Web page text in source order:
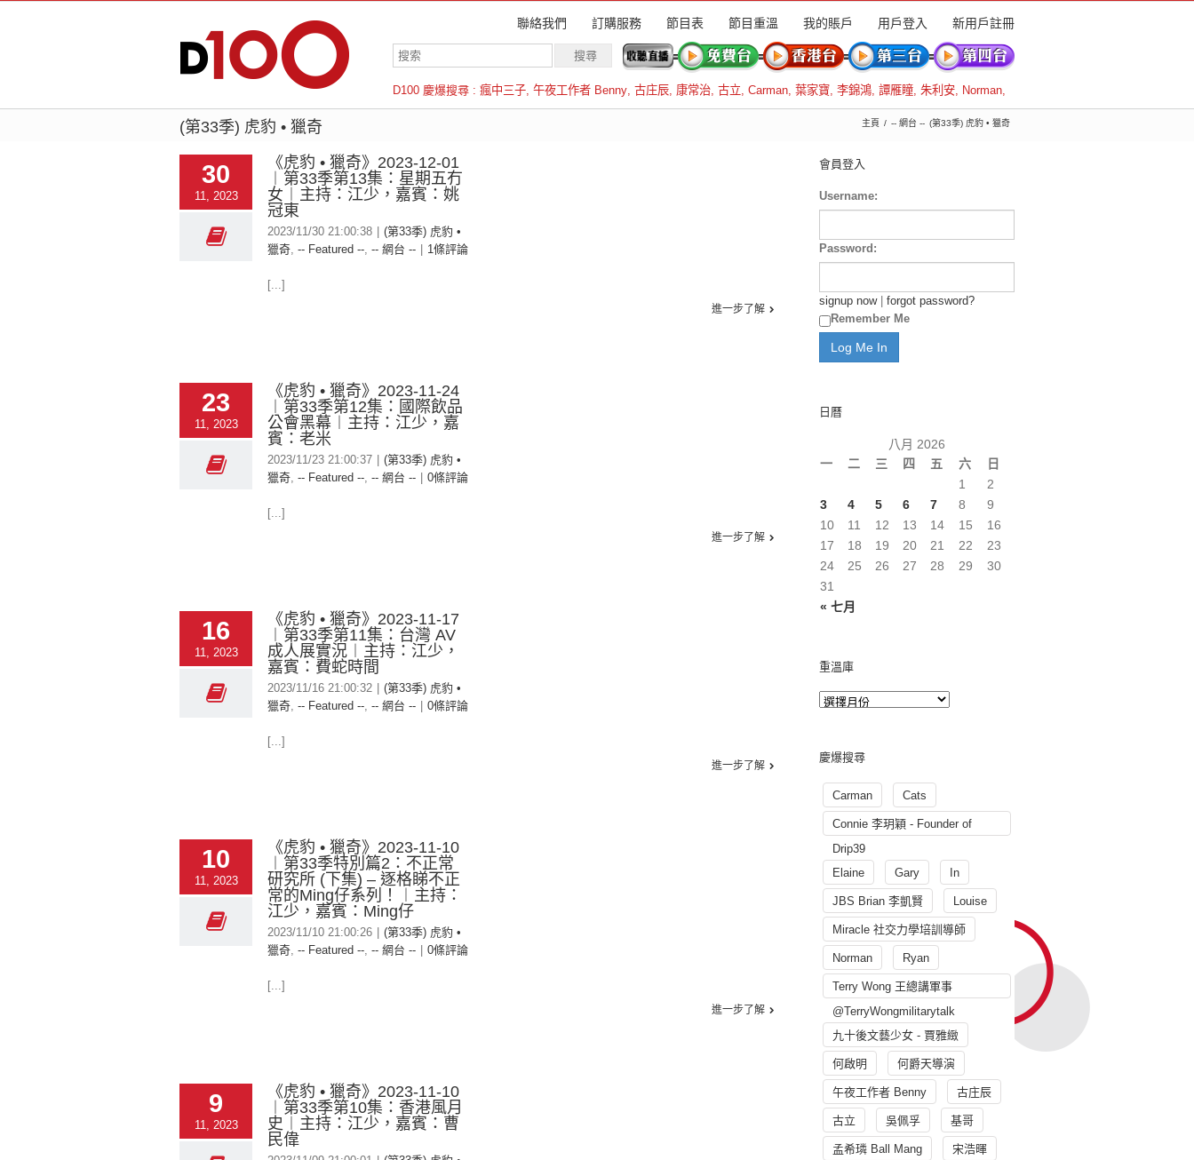
聯絡我們 訂購服務 節目表 節目重溫 我的賬戶 用戶登入 新用戶註冊
D100 慶爆搜尋 : 瘋中三子, 午夜工作者 Benny, 古庄辰, 康常治, 古立, Carman, 葉家寶, 李錦鴻, 譚雁瞳, 朱利安, Norman,
羅倫斯
(第33季) 虎豹 • 獵奇 主頁 -- 網台 -- (第33季) 虎豹 • 獵奇
30
11, 2023
《虎豹 • 獵奇》2023-12-01
︱第33季第13集：星期五冇
女︱主持：江少，嘉賓：姚
冠東
2023/11/30 21:00:38
(第33季) 虎豹 •
獵奇, -- Featured --, -- 網台 -- 1條評論
[...]
進一步了解
23
11, 2023
《虎豹 • 獵奇》2023-11-24
︱第33季第12集：國際飲品
公會黑幕︱主持：江少，嘉
賓：老米
2023/11/23 21:00:37
(第33季) 虎豹 •
獵奇, -- Featured --, -- 網台 -- 0條評論
[...]
進一步了解
16
11, 2023
《虎豹 • 獵奇》2023-11-17
︱第33季第11集：台灣 AV
成人展實況︱主持：江少，
嘉賓：費蛇時間
2023/11/16 21:00:32
(第33季) 虎豹 •
獵奇, -- Featured --, -- 網台 -- 0條評論
[...]
進一步了解
10
11, 2023
《虎豹 • 獵奇》2023-11-10
︱第33季特別篇2：不正常
研究所 (下集) – 逐格睇不正
常的Ming仔系列！︱主持：
江少，嘉賓：Ming仔
2023/11/10 21:00:26
(第33季) 虎豹 •
獵奇, -- Featured --, -- 網台 -- 0條評論
[...]
進一步了解
9
11, 2023
《虎豹 • 獵奇》2023-11-10
︱第33季第10集：香港風月
史︱主持：江少，嘉賓：曹
民偉
會員登入
Username:
Password:
signup now| forgot password?
Remember Me
日曆
八月 2026
一
二 三 四 五 六 日
« 七月
1
2
3
4 5 6 7 8
9
10
11 12 13 14 15
16
17
18 19 20 21 22
23
24
25 26 27 28 29
30
31
重溫庫
慶爆搜尋
Carman Cats
Connie 李玥穎 - Founder of
Drip39
Elaine
Gary In
JBS Brian 李凱賢 Louise
Miracle 社交力學培訓導師
Norman Ryan
Terry Wong 王總講軍事
@TerryWongmilitarytalk
九十後文藝少女 - 賈雅緻
何啟明 何爵天導演
午夜工作者 Benny 古庄辰
古立 吳佩孚 基哥
孟希璘 Ball Mang 宋浩暉